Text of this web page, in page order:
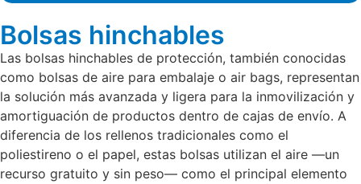
Bolsas hinchables
Las bolsas hinchables de protección, también conocidas
como bolsas de aire para embalaje o air bags, representan
la solución más avanzada y ligera para la inmovilización y
amortiguación de productos dentro de cajas de envío. A
diferencia de los rellenos tradicionales como el
poliestireno o el papel, estas bolsas utilizan el aire —un
recurso gratuito y sin peso— como el principal elemento